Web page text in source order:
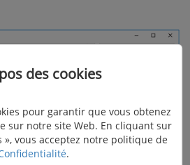
des cookies
pour garantir que vous obtenez
sur notre site Web. En cliquant sur
», vous acceptez notre politique de
.